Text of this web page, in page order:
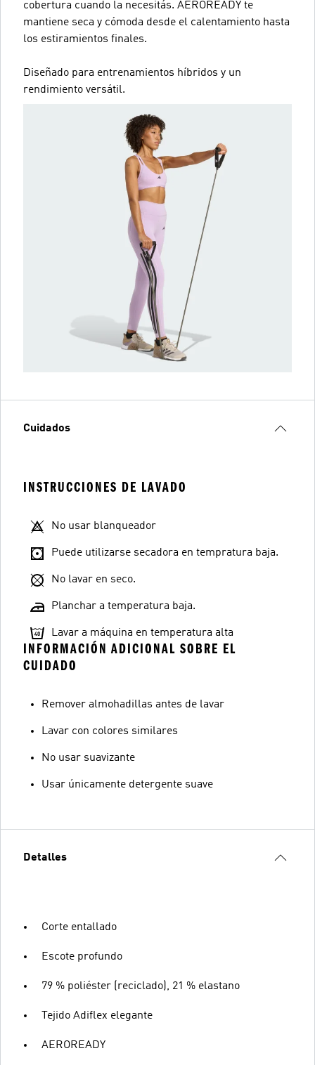
cobertura cuando la necesitás. AEROREADY te
mantiene seca y cómoda desde el calentamiento hasta
los estiramientos finales.
Diseñado para entrenamientos híbridos y un
rendimiento versátil.
Cuidados
INSTRUCCIONES DE LAVADO
No usar blanqueador
Puede utilizarse secadora en tempratura baja.
No lavar en seco.
Planchar a temperatura baja.
Lavar a máquina en temperatura alta
INFORMACIÓN ADICIONAL SOBRE EL
CUIDADO
Remover almohadillas antes de lavar
Lavar con colores similares
No usar suavizante
Usar únicamente detergente suave
Detalles
Corte entallado
Escote profundo
79 % poliéster (reciclado), 21 % elastano
Tejido Adiflex elegante
AEROREADY